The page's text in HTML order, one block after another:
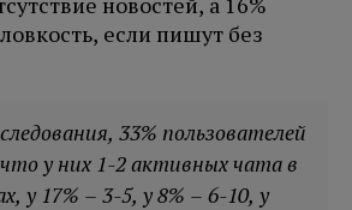
если пишут без
33% пользователей
у них 1-2 активных чата в
у 17% – 3-5, у 8% – 6-10, у